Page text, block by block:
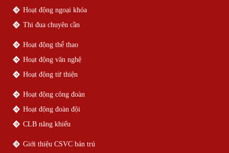
Hoạt động ngoại khóa
Thi đua chuyên cần
Hoạt động thể thao
Hoạt động văn nghệ
Hoạt động từ thiện
Hoạt động công đoàn
Hoạt động đoàn đội
CLB năng khiếu
Giới thiệu CSVC bán trú